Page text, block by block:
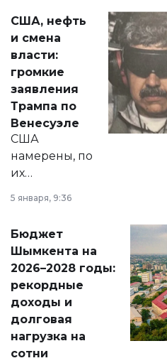
актуальных тем —
от слухов о
политических
реформах до
вопросов армии,
экономики и
личного здоровья.
США, нефть
и смена
власти:
громкие
заявления
Трампа по
Венесуэле
США
намерены, по
их
принести
народу
Венесуэлы.
5 января, 9:36
Бюджет
Шымкента на
2026–2028 годы:
рекордные
доходы и
долговая
нагрузка на
сотни